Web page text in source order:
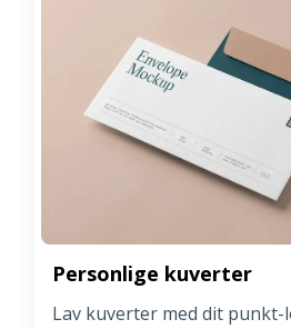
Personlige kuverter
Lav kuverter med dit